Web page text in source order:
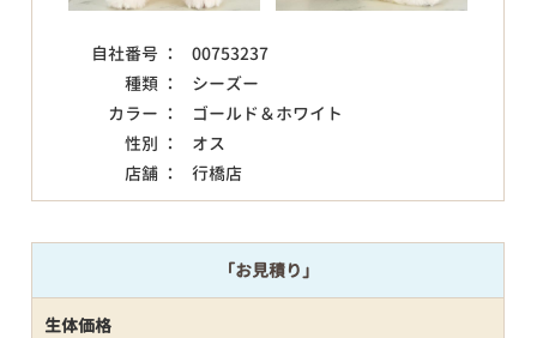
自社番号 ：
00753237
種類 ：
シーズー
カラー ：
ゴールド＆ホワイト
性別 ：
オス
店舗 ：
行橋店
「お見積り」
生体価格